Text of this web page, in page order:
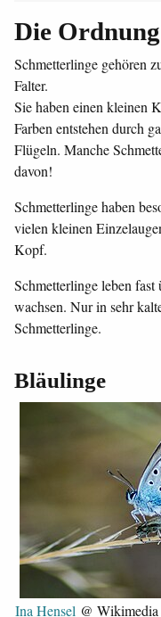
Die
Schmetterlinge gehören
Falter.
Sie haben einen kleinen
Farben entstehen durch
Flügeln. Manche
davon!
Schmetterlinge haben
vielen kleinen
Kopf.
Schmetterlinge leben
wachsen. Nur in sehr
Schmetterlinge.
Bläulinge
Ina Hensel @